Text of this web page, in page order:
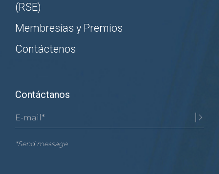
(RSE)
Membresías y Premios
Contáctenos
Contáctanos
*Send message